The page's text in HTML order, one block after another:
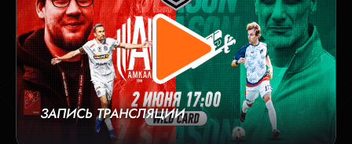
ЗАПИСЬ ТРАНСЛЯЦИИ